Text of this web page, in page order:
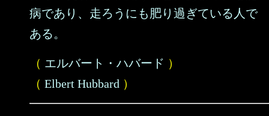
病であり、走ろうにも肥り過ぎている人で
ある。
（ エルバート・ハバード ）
（ Elbert Hubbard ）